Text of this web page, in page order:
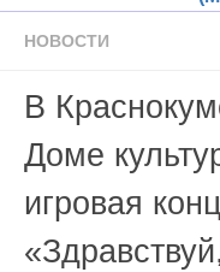
НОВОСТИ
В
Доме
игровая